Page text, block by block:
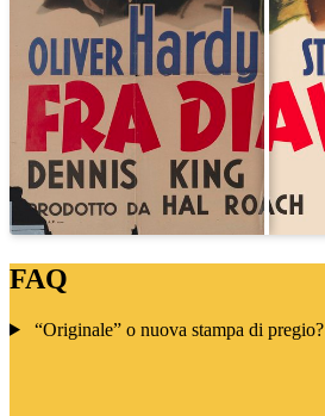
FAQ
“Originale” o nuova stampa di pregio?